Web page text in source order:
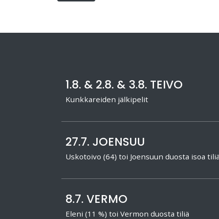
1.8. & 2.8. & 3.8. TEIVO
Kunkkareiden jälkipelit
27.7. JOENSUU
Uskotoivo (64) toi Joensuun duosta isoa
8.7. VERMO
Eleni (11 %) toi Vermon duosta tiliä